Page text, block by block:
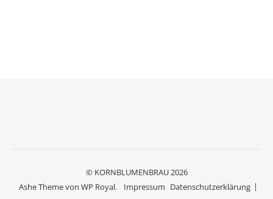
© KORNBLUMENBRAU 2026
Impressum Datenschutzerklärung
Ashe Theme von WP Royal.